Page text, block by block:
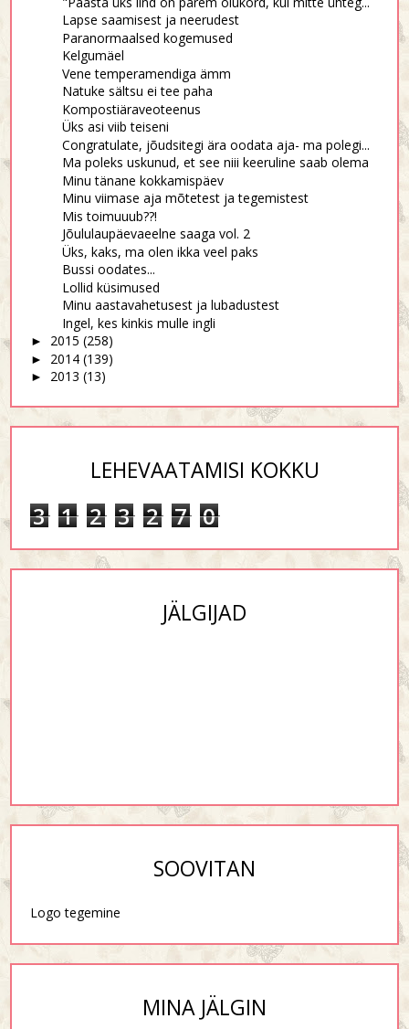
Lapse saamisest ja neerudest
Paranormaalsed kogemused
Kelgumäel
Vene temperamendiga ämm
Natuke sältsu ei tee paha
Kompostiäraveoteenus
Üks asi viib teiseni
Congratulate, jõudsitegi ära oodata aja- ma polegi...
Ma poleks uskunud, et see niii keeruline saab olema
Minu tänane kokkamispäev
Minu viimase aja mõtetest ja tegemistest
Mis toimuuub??!
Jõululaupäevaeelne saaga vol. 2
Üks, kaks, ma olen ikka veel paks
Bussi oodates...
Lollid küsimused
Minu aastavahetusest ja lubadustest
Ingel, kes kinkis mulle ingli
► 2015 (258)
► 2014 (139)
► 2013 (13)
LEHEVAATAMISI KOKKU
3 1 2 3 2 7 0
JÄLGIJAD
SOOVITAN
Logo tegemine
MINA JÄLGIN